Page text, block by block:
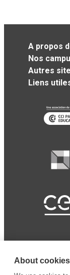
A propos
Nos
Autres
Liens
About